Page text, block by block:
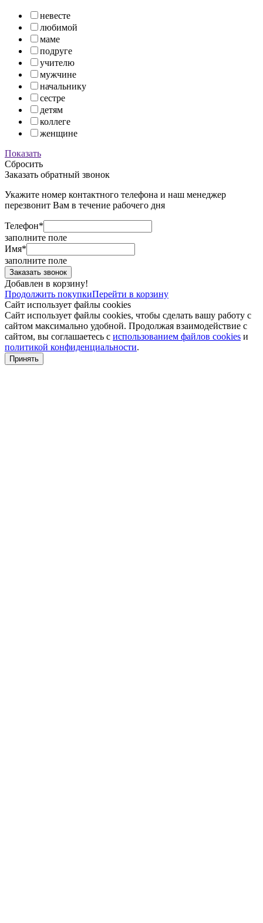
невесте
любимой
маме
подруге
учителю
мужчине
начальнику
сестре
детям
коллеге
женщине
Показать
Сбросить
Заказать обратный звонок
Укажите номер контактного телефона и наш менеджер
перезвонит Вам в течение рабочего дня
Телефон*
заполните поле
Имя*
заполните поле
Добавлен в корзину!
Продолжить покупкиПерейти в корзину
Сайт использует файлы cookies
Сайт использует файлы cookies, чтобы сделать вашу работу с
сайтом максимально удобной. Продолжая взаимодействие с
сайтом, вы соглашаетесь с использованием файлов cookies и
политикой конфиденциальности.
Принять